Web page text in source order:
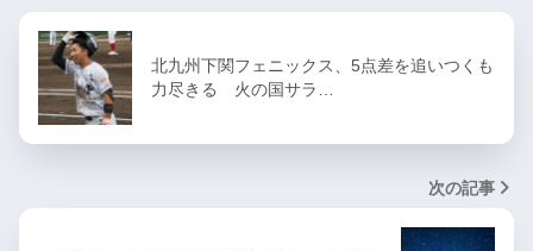
北九州下関フェニックス、5点差を追いつくも
力尽きる 火の国サラ…
次の記事